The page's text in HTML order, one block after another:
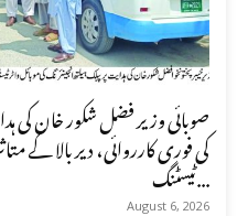
صوبائی وزیر فضل شکور خان کی
کی فوری کارروائی، دیر بالا کے
ٹیسٹنگ...
August 6, 2026